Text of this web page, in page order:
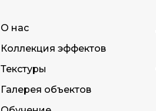
О нас
Коллекция эффектов
Текстуры
Галерея объектов